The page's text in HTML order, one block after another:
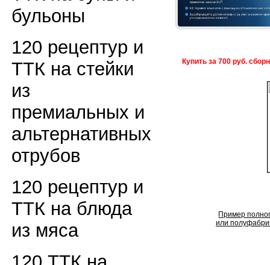
бульоны
120 рецептур и
ТТК на стейки
из
премиальных и
альтернативных
отрубов
120 рецептур и
ТТК на блюда
из мяса
Купить за 700 руб.
Пример
или